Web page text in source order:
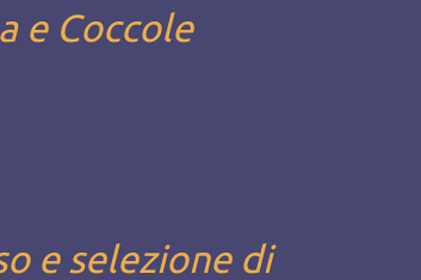
e Coccole
e selezione di